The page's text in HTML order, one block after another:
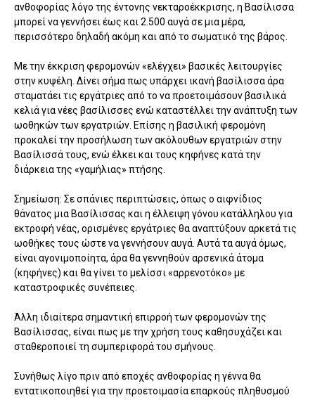
ανθοφορίας λόγο της έντονης νεκταροέκκρισης, η Βασίλισσα
μπορεί να γεννήσει έως και 2.500 αυγά σε μια μέρα,
περισσότερο δηλαδή ακόμη και από το σωματικό της βάρος.
Με την έκκριση φερομονών «ελέγχει» βασικές λειτουργίες
στην κυψέλη. Δίνει σήμα πως υπάρχει ικανή βασίλισσα άρα
σταματάει τις εργάτριες από το να προετοιμάσουν βασιλικά
κελιά για νέες βασίλισσες ενώ καταστέλλει την ανάπτυξη των
ωοθηκών των εργατριών. Επίσης η βασιλική φερομόνη
προκαλεί την προσήλωση των ακόλουθων εργατριών στην
Βασίλισσά τους, ενώ έλκει και τους κηφήνες κατά την
διάρκεια της «γαμήλιας» πτήσης.
Σημείωση: Σε σπάνιες περιπτώσεις, όπως ο αιφνίδιος
θάνατος μια Βασίλισσας και η έλλειψη γόνου κατάλληλου για
εκτροφή νέας, ορισμένες εργάτριες θα αναπτύξουν αρκετά τις
ωοθήκες τους ώστε να γεννήσουν αυγά. Αυτά τα αυγά όμως,
είναι αγονιμοποίητα, άρα θα γεννηθούν αρσενικά άτομα
(κηφήνες) και θα γίνει το μελίσσι «αρρενοτόκο» με
καταστροφικές συνέπειες.
Άλλη ιδιαίτερα σημαντική επιρροή των φερομονών της
Βασίλισσας, είναι πως με την χρήση τους καθησυχάζει και
σταθεροποιεί τη συμπεριφορά του σμήνους.
Συνήθως λίγο πριν από εποχές ανθοφορίας η γέννα θα
εντατικοποιηθεί για την προετοιμασία επαρκούς πληθυσμού